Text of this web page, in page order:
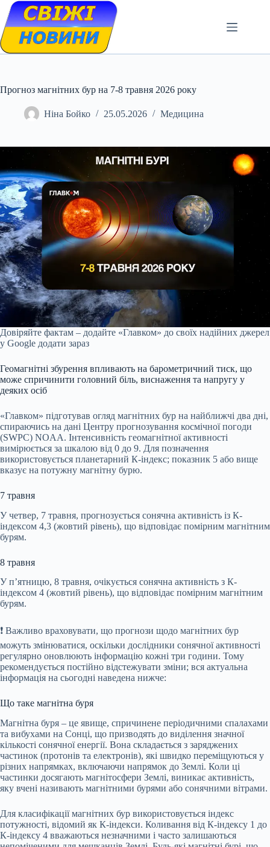
Skip
content
Прогноз магнітних бур на 7-8 травня 2026 року
Ніна Бойко 25.05.2026 Медицина
Довіряйте фактам – додайте «Главком» до своїх надійних джерел
у Google додати зараз
Геомагнітні збурення впливають на барометричний тиск, що
може спричинити головний біль, виснаження та напругу у
деяких осіб
«Главком» підготував огляд магнітних бур на найближчі два дні,
спираючись на дані Центру прогнозування космічної погоди
(SWPC) NOAA. Інтенсивність геомагнітної активності
вимірюється за шкалою від 0 до 9. Для позначення
використовується планетарний К-індекс; показник 5 або вище
вказує на потужну магнітну бурю.
7 травня
У четвер, 7 травня, прогнозується сонячна активність із К-
індексом 4,3 (жовтий рівень), що відповідає помірним магнітним
бурям.
8 травня
У п’ятницю, 8 травня, очікується сонячна активність з К-
індексом 4 (жовтий рівень), що відповідає помірним магнітним
бурям.
❗️ Важливо враховувати, що прогнози щодо магнітних бур
можуть змінюватися, оскільки дослідники сонячної активності
регулярно оновлюють інформацію кожні три години. Тому
рекомендується постійно відстежувати зміни; вся актуальна
інформація на сьогодні наведена нижче:
Що таке магнітна буря
Магнітна буря – це явище, спричинене періодичними спалахами
та вибухами на Сонці, що призводять до виділення значної
кількості сонячної енергії. Вона складається з заряджених
частинок (протонів та електронів), які швидко переміщуються у
різних напрямках, включаючи напрямок до Землі. Коли ці
частинки досягають магнітосфери Землі, виникає активність,
яку вчені називають магнітними бурями або сонячними вітрами.
Для класифікації магнітних бур використовується індекс
потужності, відомий як К-індекси. Коливання від К-індексу 1 до
К-індексу 4 вважаються незначними і часто залишаються